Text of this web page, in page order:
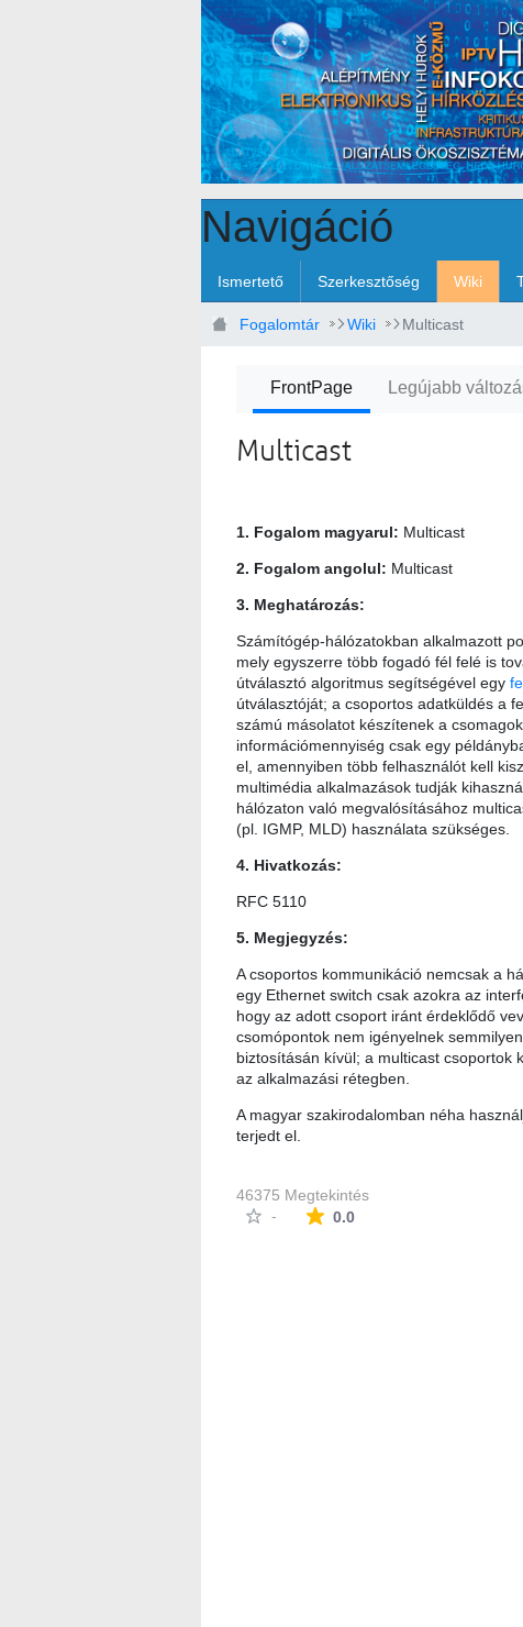
Navigáció
Ismertető Szerkesztőség Wiki
Fogalomtár Wiki Multicast
FrontPage Legújabb
Multicast
1. Fogalom magyarul: Multicast
2. Fogalom angolul: Multicast
3. Meghatározás:
Számítógép-hálózatokban alkalmazott
mely egyszerre több fogadó fél felé is
útválasztó algoritmus segítségével egy
útválasztóját; a csoportos adatküldés a
számú másolatot készítenek a
információmennyiség csak egy
el, amennyiben több felhasználót kell
multimédia alkalmazások tudják
hálózaton való megvalósításához
(pl. IGMP, MLD) használata szükséges.
4. Hivatkozás:
RFC 5110
5. Megjegyzés:
A csoportos kommunikáció nemcsak a
egy Ethernet switch csak azokra az
hogy az adott csoport iránt érdeklődő
csomópontok nem igényelnek
biztosításán kívül; a multicast csoportok
az alkalmazási rétegben.
A magyar szakirodalomban néha
terjedt el.
46375 Megtekintés
-
0.0Az átlagos minősítés 0